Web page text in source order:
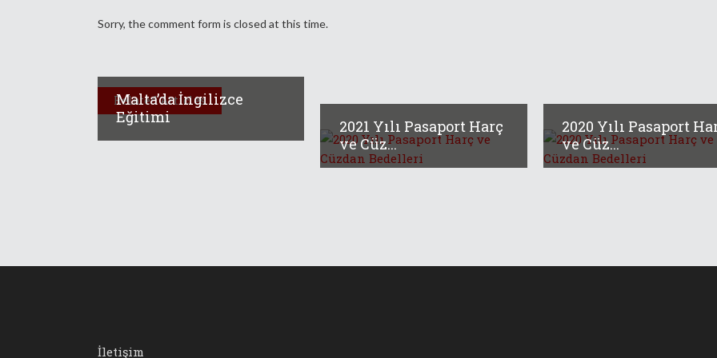
Sorry, the comment form is closed at this time.
Related Articles
Malta’da İngilizce
Eğitimi
2021 Yılı Pasaport Harç
ve Cüz...
2020 Yılı Pasaport
ve Cüz...
İletişim